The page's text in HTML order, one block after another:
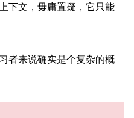
下文，毋庸置疑，它只能
者来说确实是个复杂的概